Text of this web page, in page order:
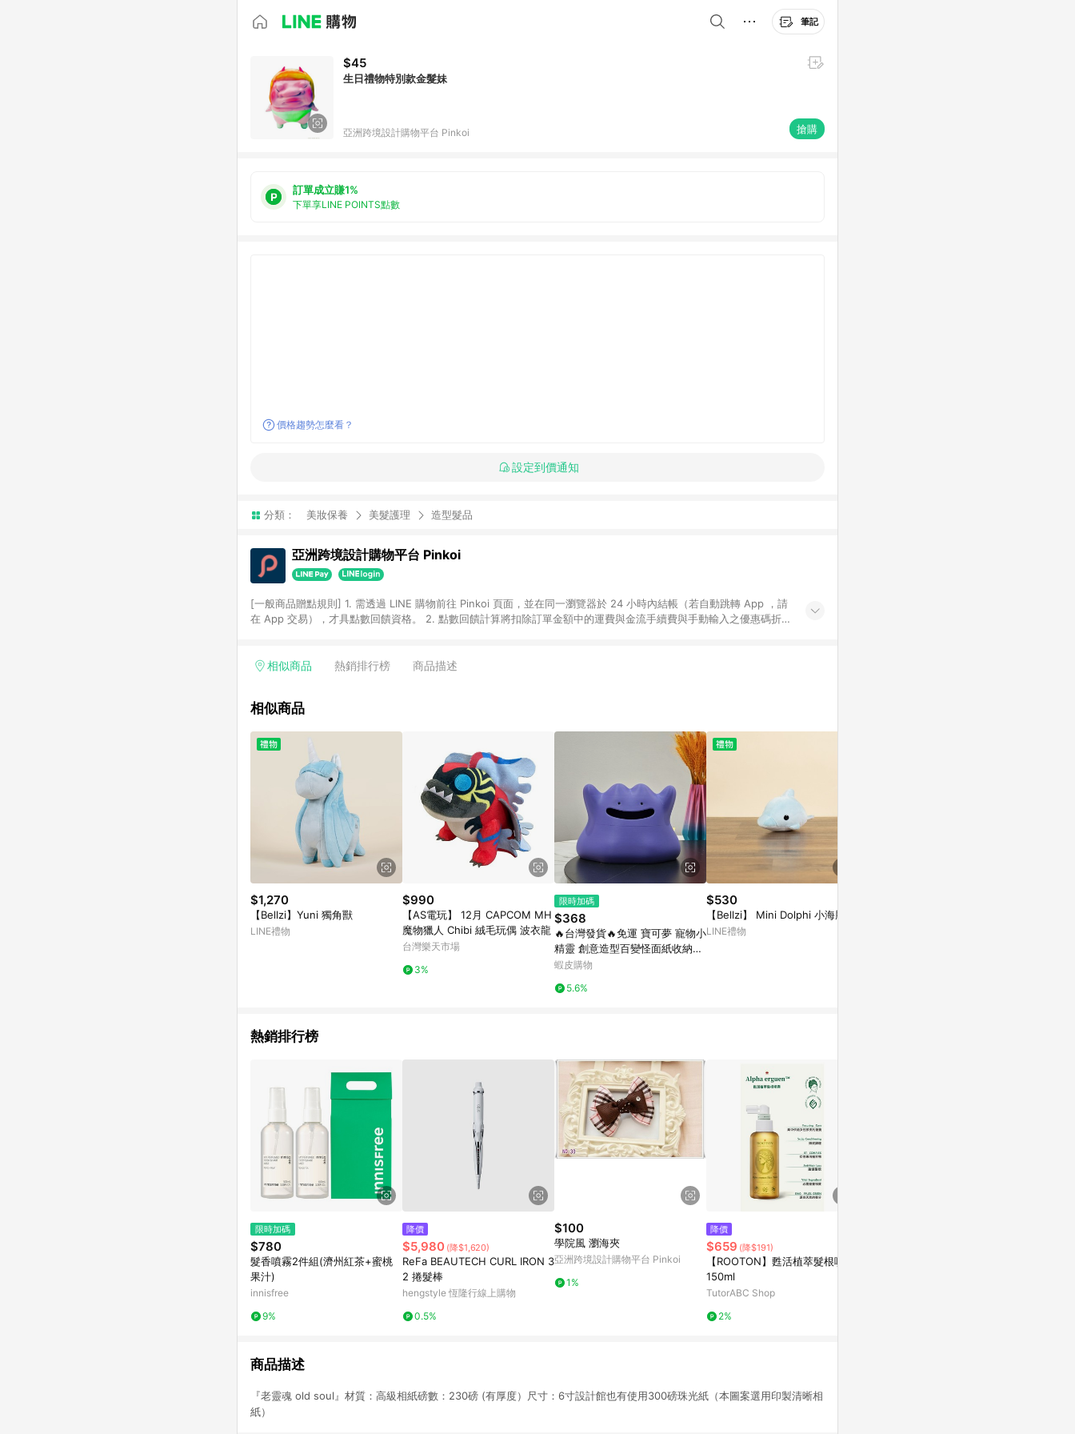
筆記
$45
生日禮物特別款金髮妹
亞洲跨境設計購物平台 Pinkoi 搶購
訂單成立賺1%
下單享LINE POINTS點數
價格趨勢怎麼看？
設定到價通知
分類： 美妝保養 美髮護理 造型髮品
亞洲跨境設計購物平台 Pinkoi
[一般商品贈點規則] 1. 需透過 LINE 購物前往 Pinkoi 頁面，並在同一瀏覽器於 24 小時內結帳（若自動跳轉 App ，請
在 App 交易），才具點數回饋資格。 2. 點數回饋計算將扣除訂單金額中的運費與金流手續費與手動輸入之優惠碼折
格，部分退款不在此限。 6. APP 請更新至Android v4.6.0 / iOS v4.1.5 以上才具贈點資格。 7. 點數將於出貨後 45 天
使用規則請以點數紅包活動說明為準。 11. 若於 LINE 購物前往 Pinkoi 頁面後才首次下載 Pinkoi APP 並完成訂單，不
相似商品 熱銷排行榜 商品描述
相似商品
$1,270
【Bellzi】Yuni 獨角獸
LINE禮物
$990
【AS電玩】 12月 CAPCOM MH
魔物獵人 Chibi 絨毛玩偶 波衣龍
台灣樂天市場
3%
限時加碼
$368
🔥台灣發貨🔥免運 寶可夢 寵物小
精靈 創意造型百變怪面紙收納盒
衛生紙盒 寶可夢百變怪創意造型
蝦皮購物
5.6%
$530
【Bellzi】 Mini Dolphi 小海豚
LINE禮物
熱銷排行榜
限時加碼
$780
髮香噴霧2件組(濟州紅茶+蜜桃
果汁)
innisfree
9%
降價
$5,980 (降$1,620)
ReFa BEAUTECH CURL IRON 3
2 捲髮棒
hengstyle 恆隆行線上購物
0.5%
$100
學院風 瀏海夾
亞洲跨境設計購物平台 Pinkoi
1%
降價
$659 (降$191)
【ROOTON】甦活植萃髮根噴霧
150ml
TutorABC Shop
2%
商品描述
『老靈魂 old soul』材質：高級相紙磅數：230磅 (有厚度）尺寸：6寸設計館也有使用300磅珠光紙（本圖案選用印製清晰相
紙）